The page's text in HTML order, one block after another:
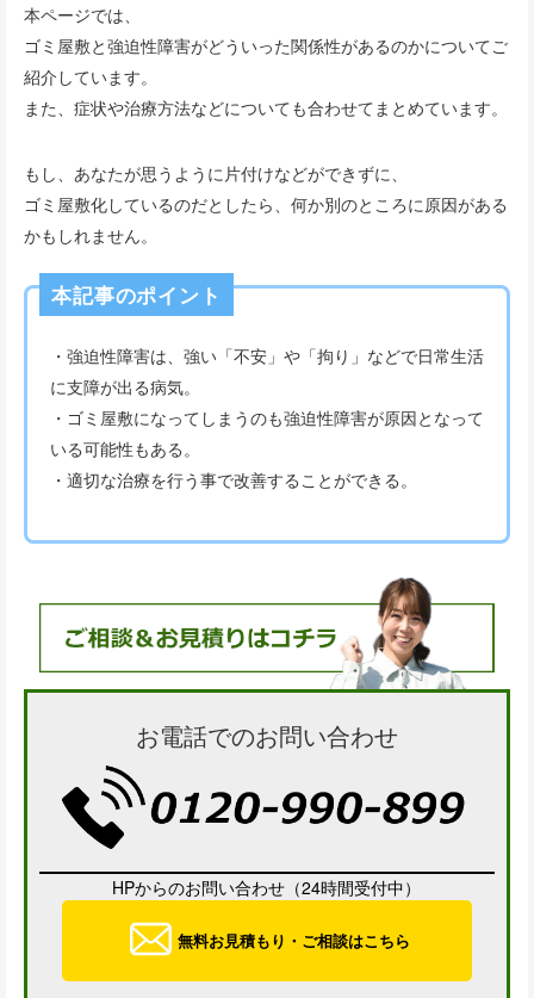
本ページでは、
ゴミ屋敷と強迫性障害がどういった関係性があるのかについてご
紹介しています。
また、症状や治療方法などについても合わせてまとめています。
もし、あなたが思うように片付けなどができずに、
ゴミ屋敷化しているのだとしたら、何か別のところに原因がある
かもしれません。
本記事のポイント
・強迫性障害は、強い「不安」や「拘り」などで日常生活
に支障が出る病気。
・ゴミ屋敷になってしまうのも強迫性障害が原因となって
いる可能性もある。
・適切な治療を行う事で改善することができる。
お電話でのお問い合わせ
HPからのお問い合わせ（24時間受付中）
無料お見積もり・ご相談はこちら